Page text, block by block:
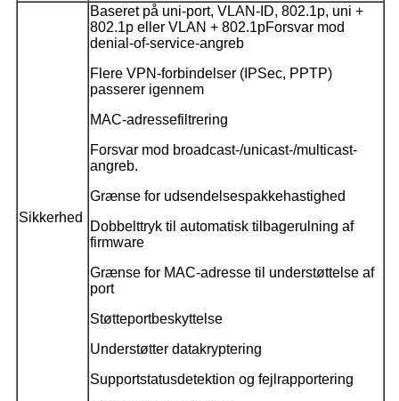
Sikkerhed
Baseret på uni-port, VLAN-ID, 802.1p, uni +
802.1p eller VLAN + 802.1pForsvar mod
denial-of-service-angreb
Flere VPN-forbindelser (IPSec, PPTP)
passerer igennem
MAC-adressefiltrering
Forsvar mod broadcast-/unicast-/multicast-
angreb.
Grænse for udsendelsespakkehastighed
Dobbelttryk til automatisk tilbagerulning af
firmware
Grænse for MAC-adresse til understøttelse af
port
Støtteportbeskyttelse
Understøtter datakryptering
Supportstatusdetektion og fejlrapportering